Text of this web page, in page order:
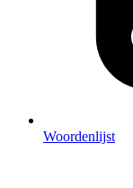
Woordenlijst